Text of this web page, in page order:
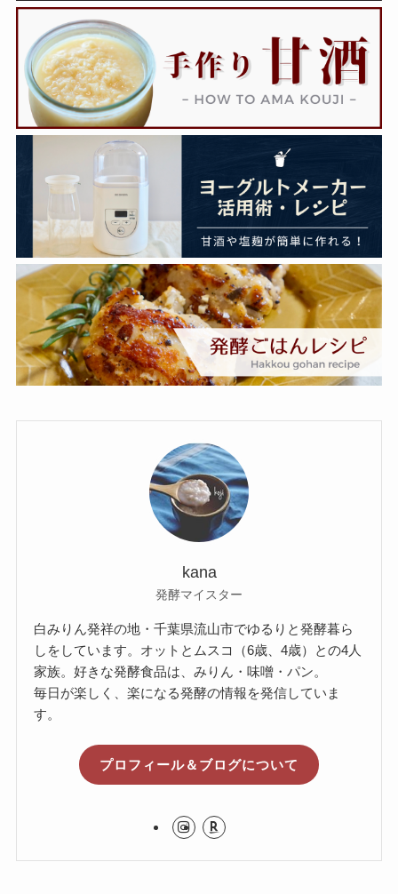
kana
発酵マイスター
白みりん発祥の地・千葉県流山市でゆるりと発酵暮ら
しをしています。オットとムスコ（6歳、4歳）との4人
家族。好きな発酵食品は、みりん・味噌・パン。
毎日が楽しく、楽になる発酵の情報を発信していま
す。
プロフィール＆ブログについて